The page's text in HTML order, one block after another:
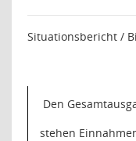
Situationsbericht /
Den
stehen